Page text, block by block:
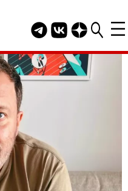
Telegram канал
Группа HELLO
Канал